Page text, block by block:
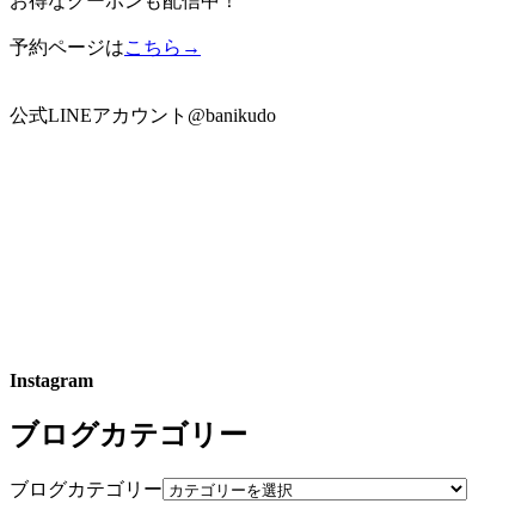
予約ページはこちら→
公式LINEアカウント@banikudo
Instagram
ブログカテゴリー
ブログカテゴリー